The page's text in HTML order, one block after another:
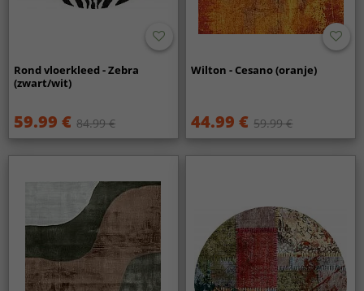
Rond vloerkleed - Zebra
(zwart/wit)
59.99 € 84.99 €
Wilton - Cesano (oranje)
44.99 € 59.99 €